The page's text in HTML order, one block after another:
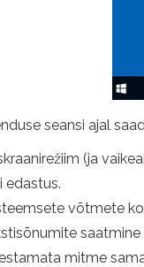
seansi ajal
(ja
edastus.
võtmete
mitme